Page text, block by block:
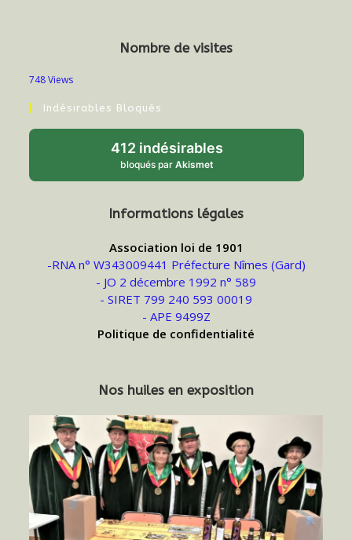
Nombre de visites
748 Views
Indésirables Bloqués
412 indésirables
bloqués par Akismet
Informations légales
Association loi de 1901
-RNA n° W343009441 Préfecture Nîmes (Gard)
- JO 2 décembre 1992 n° 589
- SIRET 799 240 593 00019
- APE 9499Z
Politique de confidentialité
Nos huiles en exposition